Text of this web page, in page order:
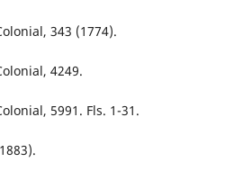
343 (1774).
4249.
5991. Fls. 1-31.